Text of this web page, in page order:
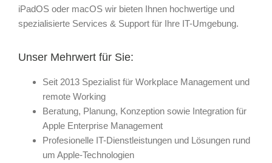
iPadOS oder macOS wir bieten Ihnen hochwertige und
spezialisierte Services & Support für Ihre IT-Umgebung.
Unser Mehrwert für Sie:
Seit 2013 Spezialist für Workplace Management und
remote Working
Beratung, Planung, Konzeption sowie Integration für
Apple Enterprise Management
Profesionelle IT-Dienstleistungen und Lösungen rund
um Apple-Technologien